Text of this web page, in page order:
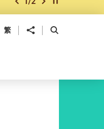
开始/暂停幻灯
繁 分享到 开启搜寻框